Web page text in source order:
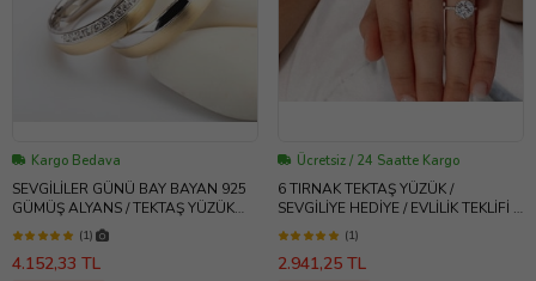
Kargo Bedava
SEVGİLİLER GÜNÜ BAY BAYAN 925
GÜMÜŞ ALYANS / TEKTAŞ YÜZÜK
HEDİYELİ - Ats1118
(1)
4.152,33 TL
Ücretsiz / 24 Saatte Kargo
6 TIRNAK TEKTAŞ YÜZÜK /
SEVGİLİYE HEDİYE / EVLİLİK TEKLİFİ /
ATS
(1)
2.941,25 TL